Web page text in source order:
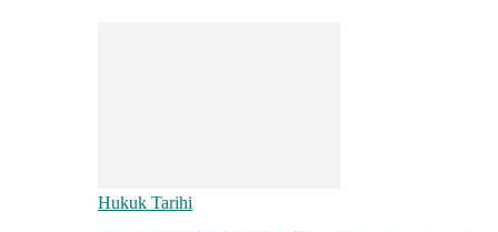
Hukuk Tarihi